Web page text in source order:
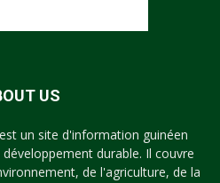
US
un site d'information guinéen
durable. Il couvre
de l'agriculture, de la